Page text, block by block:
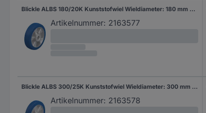
Blickle ALBS 180/20K Kunststofwiel Wieldiameter: 180 mm Draagvermogen (max.): 670 kg 1 stuk(s)
Artikelnummer: 2163577
Blickle ALBS 300/25K Kunststofwiel Wieldiameter: 300 mm Draagvermogen (max.): 1150 kg 1 stuk(s)
Artikelnummer: 2163578